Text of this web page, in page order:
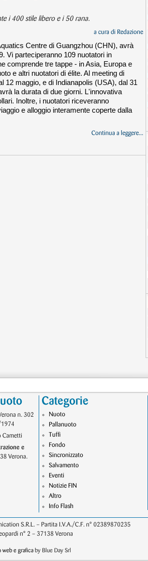
i 400 stile libero e i 50 rana.
a cura di Redazione
Centre di Guangzhou (CHN), avrà
Vi parteciperanno 109 nuotatori in
comprende tre tappe - in Asia, Europa e
e altri nuotatori di élite. Al meeting di
12 maggio, e di Indianapolis (USA), dal 31
la durata di due giorni. L'innovativa
Inoltre, i nuotatori riceveranno
e alloggio interamente coperte dalla
Continua a leggere...
n. 302
Cametti
e
Verona.
Categorie
Nuoto
Pallanuoto
Tuffi
Fondo
Sincronizzato
Salvamento
Eventi
Notizie FIN
Altro
Info Flash
S.R.L. – Partita I.V.A./C.F. n° 02389870235
n° 2 – 37138 Verona
web e grafica by Blue Day Srl